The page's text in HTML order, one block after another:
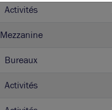
Activités
Mezzanine
Bureaux
Activités